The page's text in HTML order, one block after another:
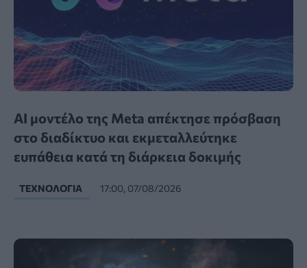
AI μοντέλο της Meta απέκτησε πρόσβαση
στο διαδίκτυο και εκμεταλλεύτηκε
ευπάθεια κατά τη διάρκεια δοκιμής
ΤΕΧΝΟΛΟΓΊΑ 17:00, 07/08/2026